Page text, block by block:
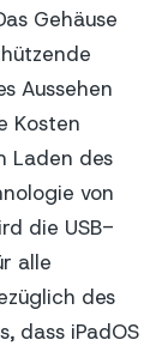
Gehäuse
Aussehen
Kosten
Laden des
von
die USB-
alle
des
dass iPadOS